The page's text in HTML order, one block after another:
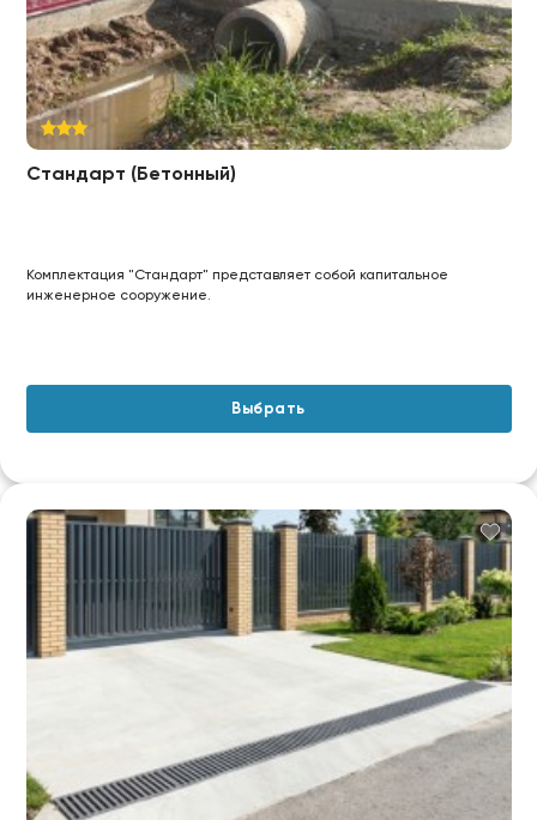
Стандарт (Бетонный)
Комплектация "Стандарт" представляет собой капитальное
инженерное сооружение.
Выбрать